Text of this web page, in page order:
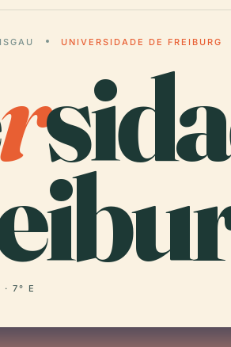
UNIVERSIDADE DE FREIBURG
7° E